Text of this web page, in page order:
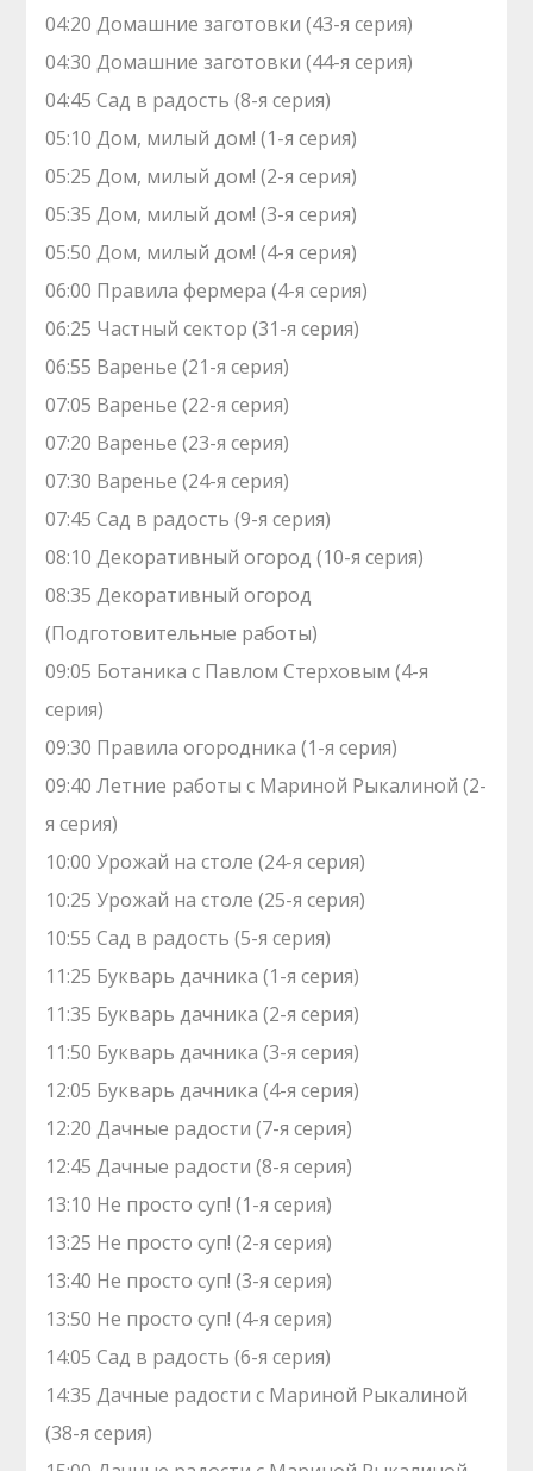
04:20 Домашние заготовки (43-я серия)
04:30 Домашние заготовки (44-я серия)
04:45 Сад в радость (8-я серия)
05:10 Дом, милый дом! (1-я серия)
05:25 Дом, милый дом! (2-я серия)
05:35 Дом, милый дом! (3-я серия)
05:50 Дом, милый дом! (4-я серия)
06:00 Правила фермера (4-я серия)
06:25 Частный сектор (31-я серия)
06:55 Варенье (21-я серия)
07:05 Варенье (22-я серия)
07:20 Варенье (23-я серия)
07:30 Варенье (24-я серия)
07:45 Сад в радость (9-я серия)
08:10 Декоративный огород (10-я серия)
08:35 Декоративный огород
(Подготовительные работы)
09:05 Ботаника с Павлом Стерховым (4-я
серия)
09:30 Правила огородника (1-я серия)
09:40 Летние работы с Мариной Рыкалиной (2-
я серия)
10:00 Урожай на столе (24-я серия)
10:25 Урожай на столе (25-я серия)
10:55 Сад в радость (5-я серия)
11:25 Букварь дачника (1-я серия)
11:35 Букварь дачника (2-я серия)
11:50 Букварь дачника (3-я серия)
12:05 Букварь дачника (4-я серия)
12:20 Дачные радости (7-я серия)
12:45 Дачные радости (8-я серия)
13:10 Не просто суп! (1-я серия)
13:25 Не просто суп! (2-я серия)
13:40 Не просто суп! (3-я серия)
13:50 Не просто суп! (4-я серия)
14:05 Сад в радость (6-я серия)
14:35 Дачные радости с Мариной Рыкалиной
(38-я серия)